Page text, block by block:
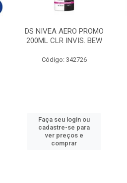
DS NIVEA AERO PROMO
200ML CLR INVIS. BEW
Código: 342726
Faça seu login ou
cadastre-se para
ver preços e
comprar